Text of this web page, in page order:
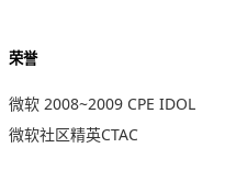
荣誉
微软 2008~2009 CPE IDOL
微软社区精英CTAC